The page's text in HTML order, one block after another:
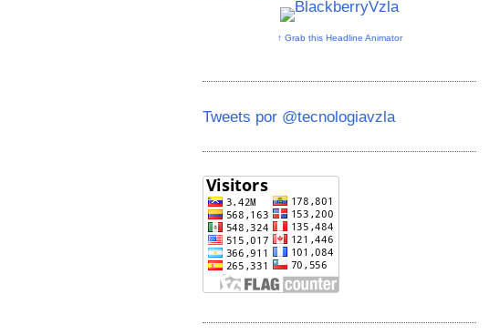
↑ Grab this Headline Animator
Tweets por @tecnologiavzla